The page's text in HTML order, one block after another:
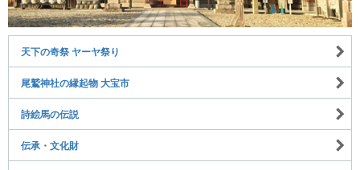
天下の奇祭 ヤーヤ祭り
尾鷲神社の縁起物 大宝市
詩絵馬の伝説
伝承・文化財